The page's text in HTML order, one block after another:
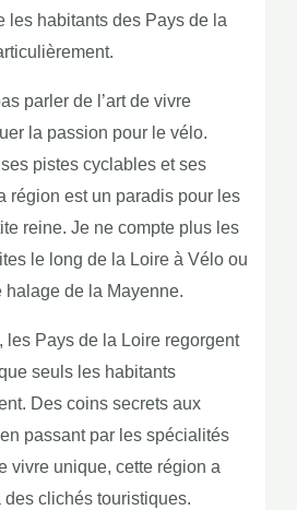
les habitants des Pays de la
parler de l’art de vivre
la passion pour le vélo.
pistes cyclables et ses
région est un paradis pour les
reine. Je ne compte plus les
le long de la Loire à Vélo ou
halage de la Mayenne.
les Pays de la Loire regorgent
seuls les habitants
Des coins secrets aux
passant par les spécialités
vivre unique, cette région a
des clichés touristiques.